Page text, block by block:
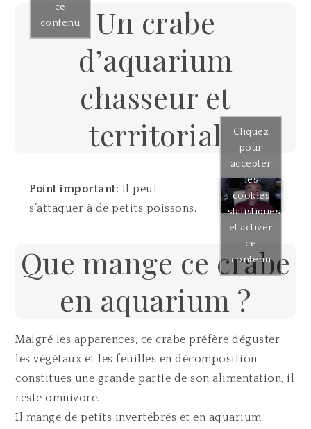
ce
contenu
Un crabe
d’aquarium
chasseur et
territorial
Point important: Il peut
s’attaquer à de petits poissons.
Cliquez
pour
accepter
les
cookies
statistiques
et activer
ce
contenu
Que mange ce crabe
en aquarium ?
Malgré les apparences, ce crabe préfère déguster
les végétaux et les feuilles en décomposition
constitues une grande partie de son alimentation, il
reste omnivore.
Il mange de petits invertébrés et en aquarium